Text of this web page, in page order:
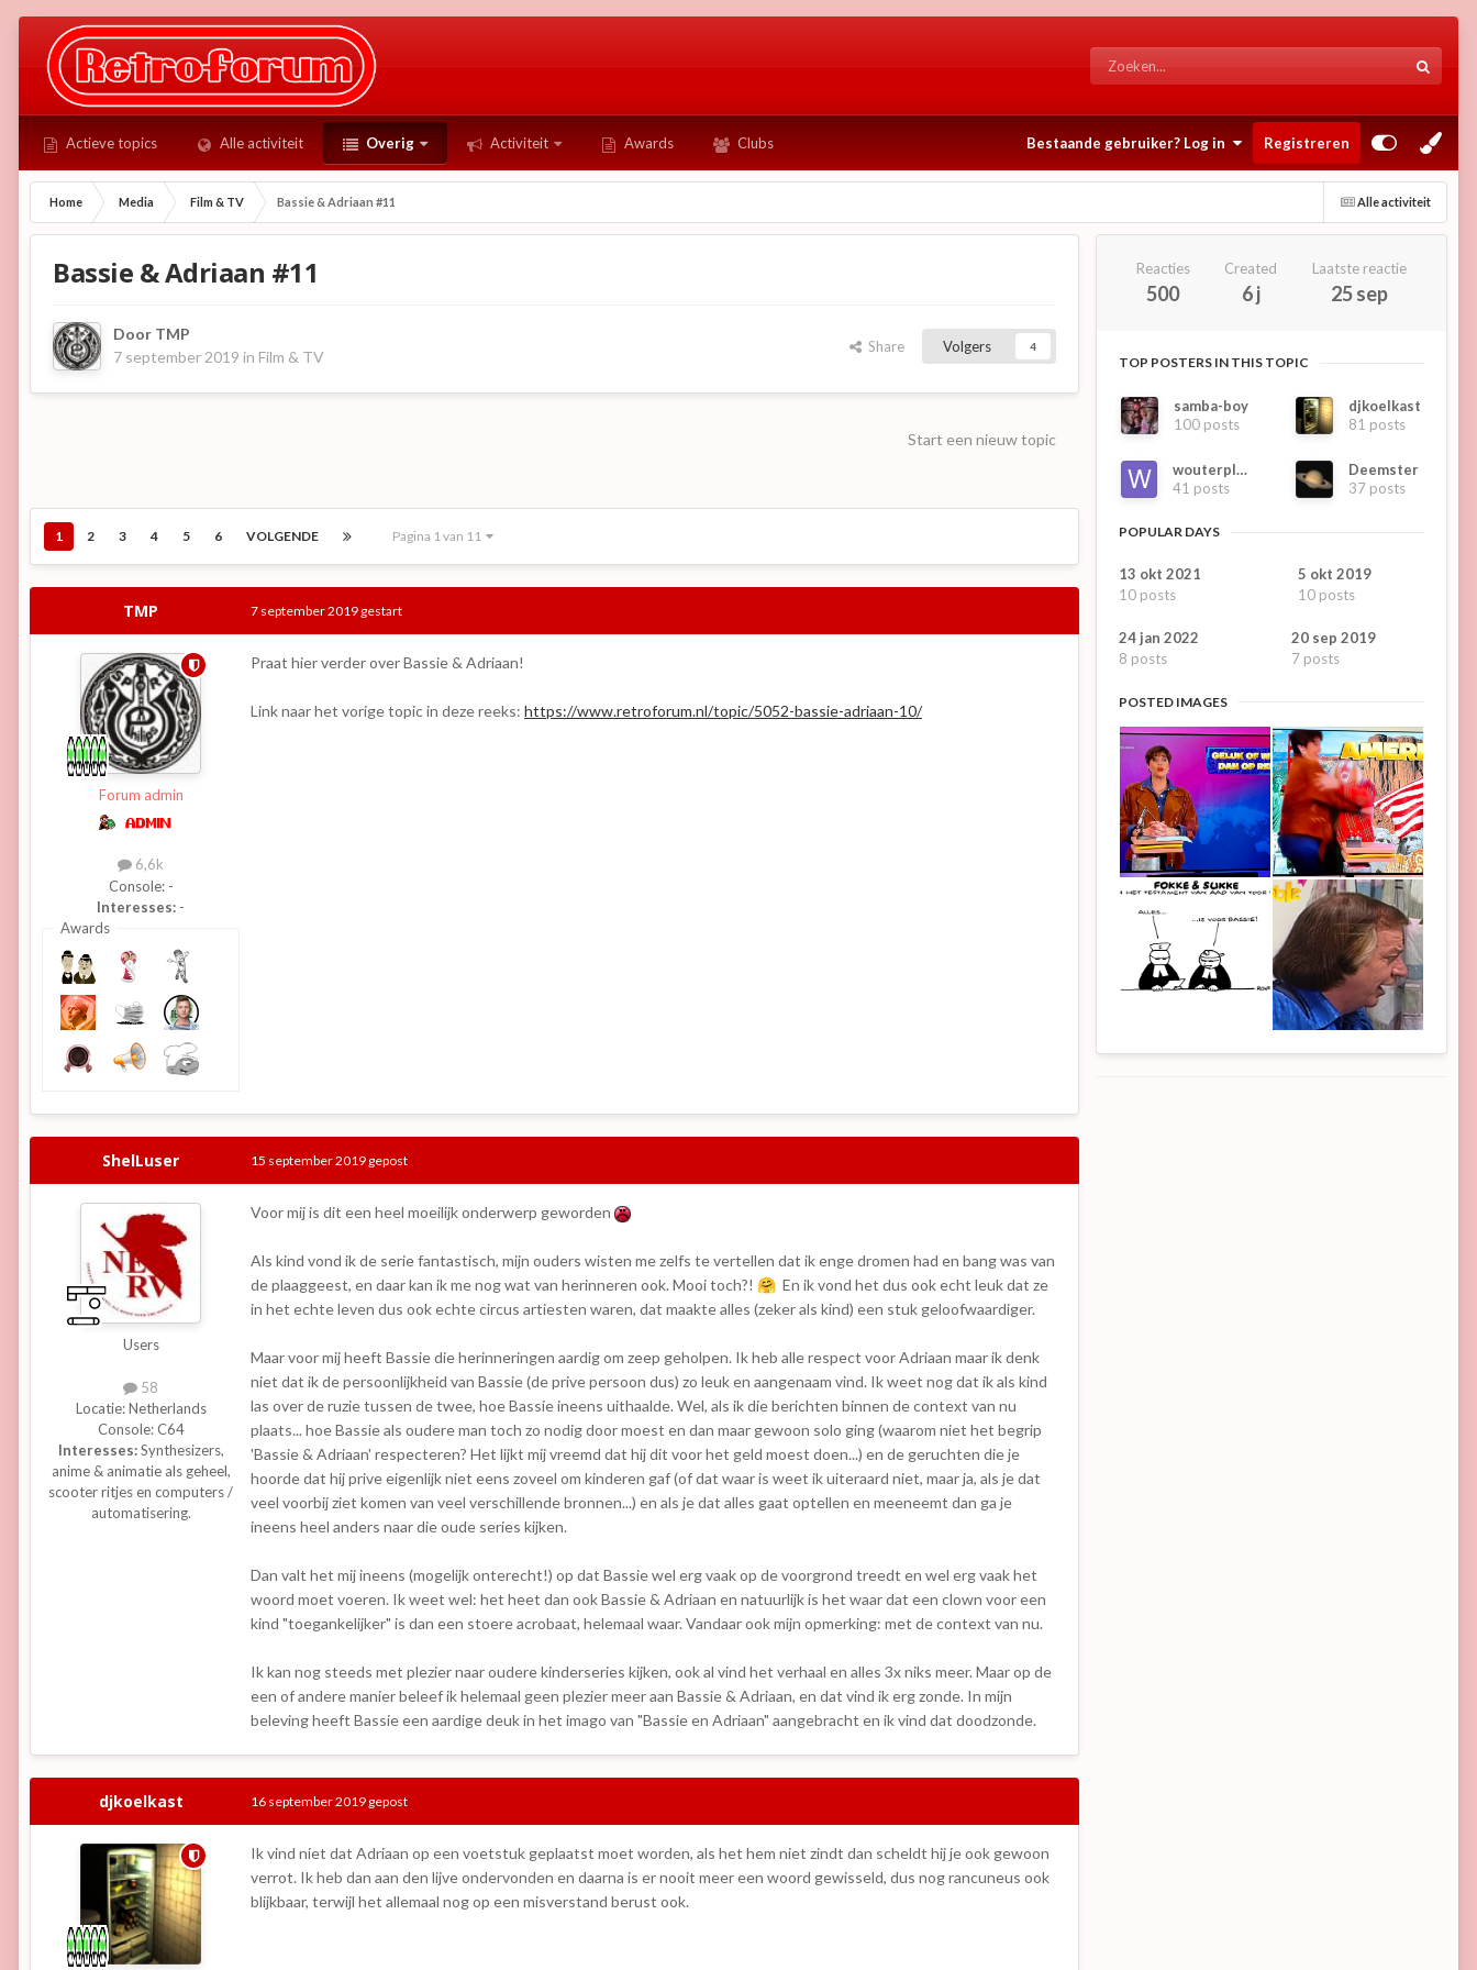
Actieve topics Alle activiteit Overig Activiteit Awards Clubs Bestaande gebruiker? Log in Registreren
Alle activiteit
Home Media Film & TV Bassie & Adriaan #11
Bassie & Adriaan #11
Door TMP
7 september 2019 in Film & TV
Share Volgers 4
Start een nieuw topic
1 2 3 4 5 6 VOLGENDE Pagina 1 van 11
TMP
Forum admin
6,6k
Console: -
Interesses: -
Awards
7 september 2019 gestart
Praat hier verder over Bassie & Adriaan!
Link naar het vorige topic in deze ree ks: https://www.retroforum.nl/topic/5052-bassie-adriaan-10/
ShelLuser
Users
58
Locatie:Netherlands
Console:C64
Interesses:Synthesizers,
anime & animatie als geheel,
scooter ritjes en computers /
automatisering.
15 september 2019 gepost
Voor mij is dit een heel moeilijk onderwerp geworden
Als kind vond ik de serie fantastisch, mijn ouders wisten me zelfs te vertellen dat ik enge dromen had en bang was van
de plaaggeest, en daar kan ik me nog wat van herinneren ook. Mooi toch?! 🤗 En ik vond het dus ook echt leuk dat ze
in het echte leven dus ook echte circus artiesten waren, dat maakte alles (zeker als kind) een stuk geloofwaardiger.
Maar voor mij heeft Bassie die herinneringen aardig om zeep geholpen. Ik heb alle respect voor Adriaan maar ik denk
niet dat ik de persoonlijkheid van Bassie (de prive persoon dus) zo leuk en aangenaam vind. Ik weet nog dat ik als kind
las over de ruzie tussen de twee, hoe Bassie ineens uithaalde. Wel, als ik die berichten binnen de context van nu
plaats... hoe Bassie als oudere man toch zo nodig door moest en dan maar gewoon solo ging (waarom niet het begrip
'Bassie & Adriaan' respecteren? Het lijkt mij vreemd dat hij dit voor het geld moest doen...) en de geruchten die je
hoorde dat hij prive eigenlijk niet eens zoveel om kinderen gaf (of dat waar is weet ik uiteraard niet, maar ja, als je dat
veel voorbij ziet komen van veel verschillende bronnen...) en als je dat alles gaat optellen en meeneemt dan ga je
ineens heel anders naar die oude series kijken.
Dan valt het mij ineens (mogelijk onterecht!) op dat Bassie wel erg vaak op de voorgrond treedt en wel erg vaak het
woord moet voeren. Ik weet wel: het heet dan ook Bassie & Adriaan en natuurlijk is het waar dat een clown voor een
kind "toegankelijker" is dan een stoere acrobaat, helemaal waar. Vandaar ook mijn opmerking: met de context van nu.
Ik kan nog steeds met plezier naar oudere kinderseries kijken, ook al vind het verhaal en alles 3x niks meer. Maar op de
een of andere manier beleef ik helemaal geen plezier meer aan Bassie & Adriaan, en dat vind ik erg zonde. In mijn
beleving heeft Bassie een aardige deuk in het imago van "Bassie en Adriaan" aangebracht en ik vind dat doodzonde.
djkoelkast 16 september 2019 gepost
Ik vind niet dat Adriaan op een voetstuk geplaatst moet worden, als het hem niet zindt dan scheldt hij je ook gewoon
verrot. Ik heb dan aan den lijve ondervonden en daarna is er nooit meer een woord gewisseld, dus nog rancuneus ook
blijkbaar, terwijl het allemaal nog op een misverstand berust ook.
Reacties
500
Created
6 j
Laatste reactie
25 sep
TOP POSTERS IN THIS TOPIC
samba-boy
100 posts
djkoelkast
81 posts
wouterplat
41 posts
Deemster
37 posts
POPULAR DAYS
13 okt 2021
10 posts
5 okt 2019
10 posts
24 jan 2022
8 posts
20 sep 2019
7 posts
POSTED IMAGES